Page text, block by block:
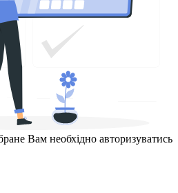
Вам необхідно авторизуватись